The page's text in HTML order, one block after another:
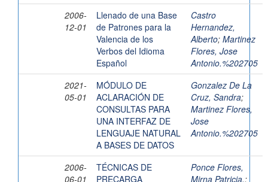
2006-
12-01
Llenado de una Base
de Patrones para la
Valencia de los
Verbos del Idioma
Español
Castro
Hernandez,
Alberto; Martinez
Flores, Jose
Antonio.%202705
2021-
05-01
MÓDULO DE
ACLARACIÓN DE
CONSULTAS PARA
UNA INTERFAZ DE
LENGUAJE NATURAL
A BASES DE DATOS
Gonzalez De La
Cruz, Sandra;
Martinez Flores,
Jose
Antonio.%202705
2006-
06-01
TÉCNICAS DE
PRECARGA
Ponce Flores,
Mirna Patricia.;